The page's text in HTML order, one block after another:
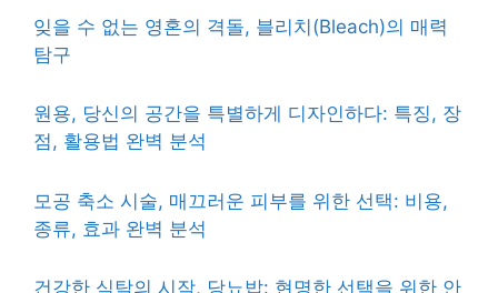
잊을 수 없는 영혼의 격돌, 블리치(Bleach)의 매력
탐구
원용, 당신의 공간을 특별하게 디자인하다: 특징, 장
점, 활용법 완벽 분석
모공 축소 시술, 매끄러운 피부를 위한 선택: 비용,
종류, 효과 완벽 분석
건강한 식탁의 시작, 당뇨밥: 현명한 선택을 위한 안